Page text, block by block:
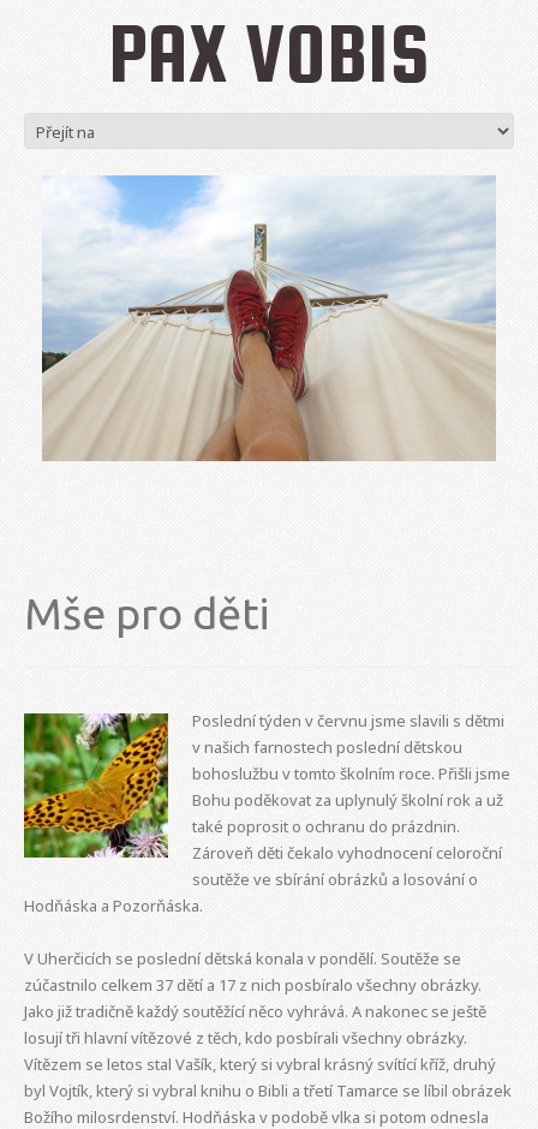
PAX VOBIS
Mše pro děti
Poslední týden v červnu jsme slavili s dětmi
v našich farnostech poslední dětskou
bohoslužbu v tomto školním roce. Přišli jsme
Bohu poděkovat za uplynulý školní rok a už
také poprosit o ochranu do prázdnin.
Zároveň děti čekalo vyhodnocení celoroční
soutěže ve sbírání obrázků a losování o
Hodňáska a Pozorňáska.
V Uherčicích se poslední dětská konala v pondělí. Soutěže se
zúčastnilo celkem 37 dětí a 17 z nich posbíralo všechny obrázky.
Jako již tradičně každý soutěžící něco vyhrává. A nakonec se ještě
losují tři hlavní vítězové z těch, kdo posbírali všechny obrázky.
Vítězem se letos stal Vašík, který si vybral krásný svítící kříž, druhý
byl Vojtík, který si vybral knihu o Bibli a třetí Tamarce se líbil obrázek
Božího milosrdenství. Hodňáska v podobě vlka si potom odnesla